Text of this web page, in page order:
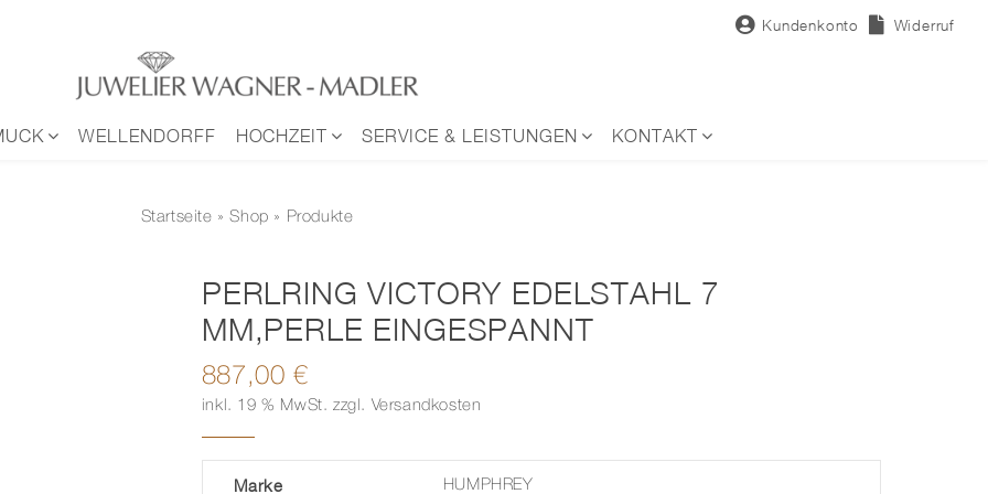
Kundenkonto Widerruf
WELLENDORFF HOCHZEIT SERVICE & LEISTUNGEN KONTAKT
Startseite »Shop » Produkte
PERLRING VICTORY EDELSTAHL 7
MM,PERLE EINGESPANNT
887,00€
inkl. 19 % MwSt. zzgl. Versandkosten
Marke HUMPHREY